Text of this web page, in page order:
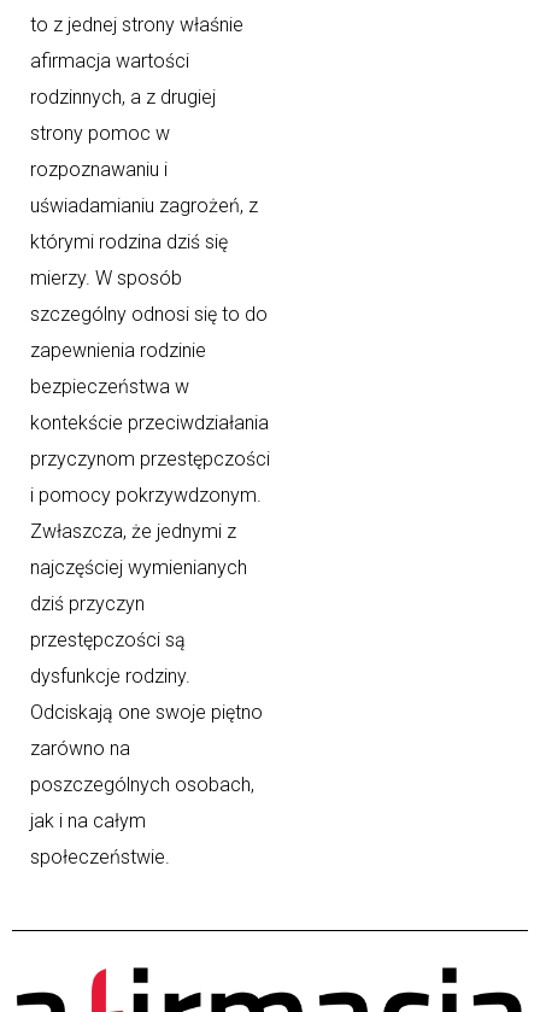
to z jednej strony właśnie
afirmacja wartości
rodzinnych, a z drugiej
strony pomoc w
rozpoznawaniu i
uświadamianiu zagrożeń, z
którymi rodzina dziś się
mierzy. W sposób
szczególny odnosi się to do
zapewnienia rodzinie
bezpieczeństwa w
kontekście przeciwdziałania
przyczynom przestępczości
i pomocy pokrzywdzonym.
Zwłaszcza, że jednymi z
najczęściej wymienianych
dziś przyczyn
przestępczości są
dysfunkcje rodziny.
Odciskają one swoje piętno
zarówno na
poszczególnych osobach,
jak i na całym
społeczeństwie.